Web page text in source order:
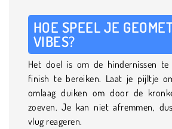
HOE SPEEL JE
VIBES?
Het doel is om de hindernissen
finish te bereiken. Laat je pijltje
omlaag duiken om door de
zoeven. Je kan niet afremmen,
vlug reageren.